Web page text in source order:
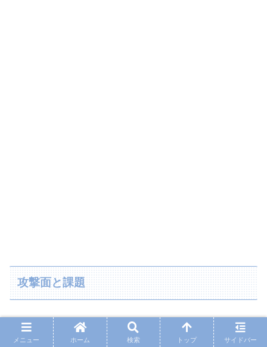
攻撃面と課題
オープンプレーでの守備時の失点数が非常に少ない、堅守
のクリスタル・パレス。
メニュー ホーム 検索 トップ サイドバー